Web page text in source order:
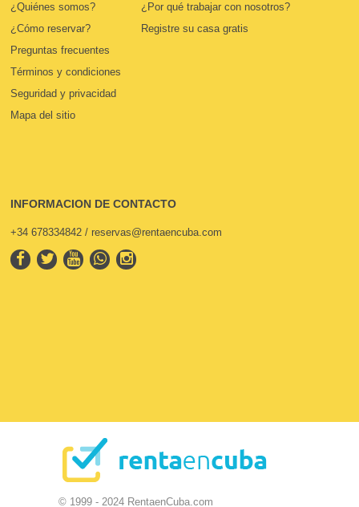
¿Quiénes somos?
¿Cómo reservar?
Preguntas frecuentes
Términos y condiciones
Seguridad y privacidad
Mapa del sitio
¿Por qué trabajar con nosotros?
Registre su casa gratis
INFORMACION DE CONTACTO
+34 678334842 / reservas@rentaencuba.com
© 1999 - 2024 RentaenCuba.com